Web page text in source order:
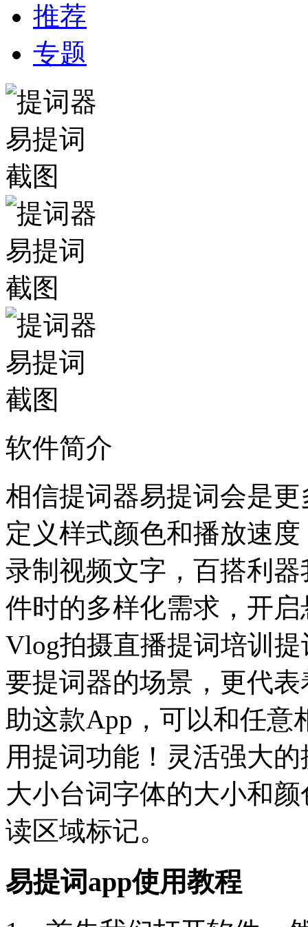
推荐
专题
软件简介
相信提词器易提词会是
定义样式颜色和播放速
录制视频文字，百搭利
件时的多样化需求，开
Vlog拍摄直播提词培训
要提词器的场景，更代
助这款App，可以和任意
用提词功能！灵活强大
大小台词字体的大小和
读区域标记。
易提词app使用教程